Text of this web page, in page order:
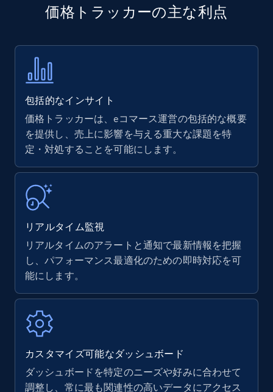
価格トラッカーの主な利点
包括的なインサイト
価格トラッカーは、eコマース運営の包括的な概要
を提供し、売上に影響を与える重大な課題を特
定・対処することを可能にします。
リアルタイム監視
リアルタイムのアラートと通知で最新情報を把握
し、パフォーマンス最適化のための即時対応を可
能にします。
カスタマイズ可能なダッシュボード
ダッシュボードを特定のニーズや好みに合わせて
調整し、常に最も関連性の高いデータにアクセス